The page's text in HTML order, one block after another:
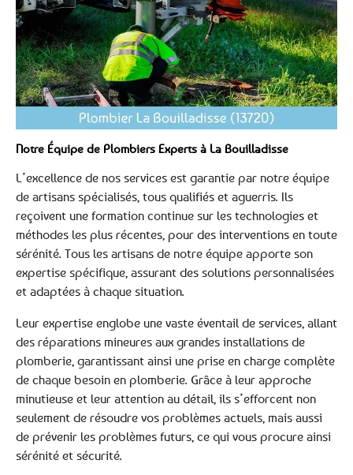
Notre Équipe de Plombiers Experts à La Bouilladisse
L’excellence de nos services est garantie par notre équipe
de artisans spécialisés, tous qualifiés et aguerris. Ils
reçoivent une formation continue sur les technologies et
méthodes les plus récentes, pour des interventions en toute
sérénité. Tous les artisans de notre équipe apporte son
expertise spécifique, assurant des solutions personnalisées
et adaptées à chaque situation.
Leur expertise englobe une vaste éventail de services, allant
des réparations mineures aux grandes installations de
plomberie, garantissant ainsi une prise en charge complète
de chaque besoin en plomberie. Grâce à leur approche
minutieuse et leur attention au détail, ils s’efforcent non
seulement de résoudre vos problèmes actuels, mais aussi
de prévenir les problèmes futurs, ce qui vous procure ainsi
sérénité et sécurité.